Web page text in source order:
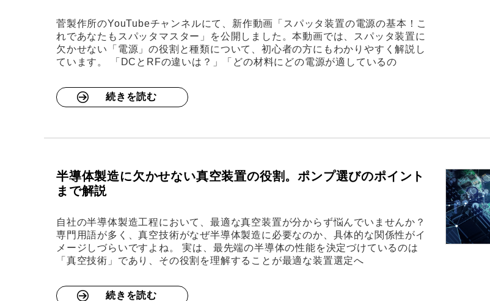
菅製作所のYouTubeチャンネルにて、新作動画「スパッタ装置の電源の基本！こ
れであなたもスパッタマスター」を公開しました。本動画では、スパッタ装置に
欠かせない「電源」の役割と種類について、初心者の方にもわかりやすく解説し
ています。 「DCとRFの違いは？」「どの材料にどの電源が適しているの
続きを読む
半導体製造に欠かせない真空装置の役割。ポンプ選びのポイント
まで解説
自社の半導体製造工程において、最適な真空装置が分からず悩んでいませんか？
専門用語が多く、真空技術がなぜ半導体製造に必要なのか、具体的な関係性がイ
メージしづらいですよね。 実は、最先端の半導体の性能を決定づけているのは
「真空技術」であり、その役割を理解することが最適な装置選定へ
続きを読む